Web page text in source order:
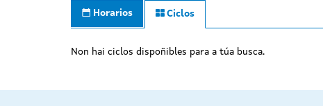
Horarios Ciclos
Non hai ciclos dispoñibles para a túa busca.